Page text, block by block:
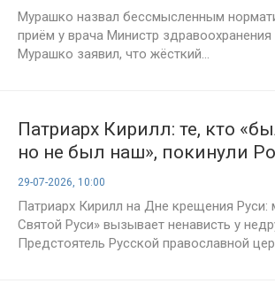
Мурашко назвал бессмысленным
приём у врача Министр
Мурашко заявил, что жёсткий...
Патриарх Кирилл: те, кто
но не был наш», покинули
навсегда
29-07-2026, 10:00
Патриарх Кирилл на Дне крещения Руси:
Святой Руси» вызывает ненависть у
Предстоятель Русской православной